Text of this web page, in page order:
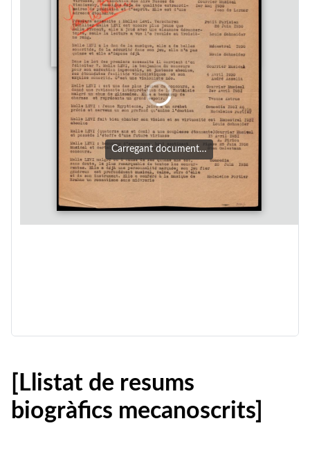
Carregant document…
[Llistat de resums
biogràfics mecanoscrits]